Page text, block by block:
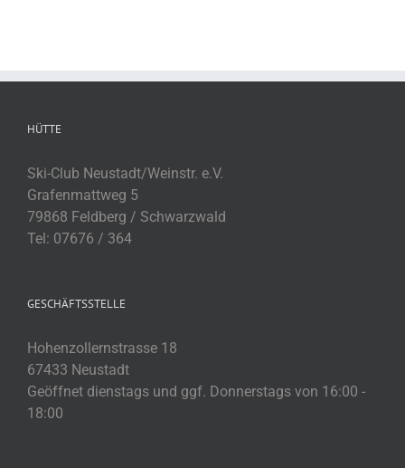
HÜTTE
Ski-Club Neustadt/Weinstr. e.V.
Grafenmattweg 5
79868 Feldberg / Schwarzwald
Tel: 07676 / 364
GESCHÄFTSSTELLE
Hohenzollernstrasse 18
67433 Neustadt
Geöffnet dienstags und ggf. Donnerstags von 16:00 -
18:00